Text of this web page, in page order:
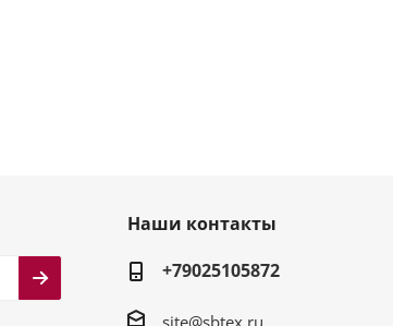
Наши контакты
+79025105872
site@sbtex.ru